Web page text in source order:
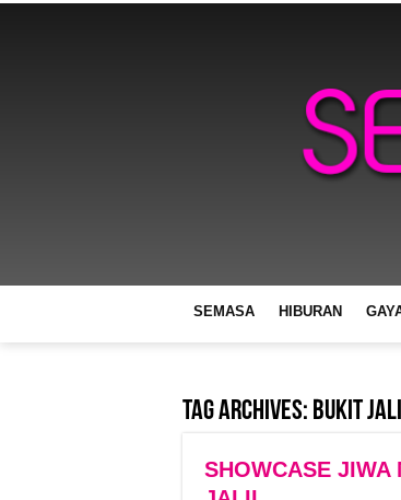
SEMASA HIBURAN
Tag Archives: Bukit
SHOWCASE JIWA